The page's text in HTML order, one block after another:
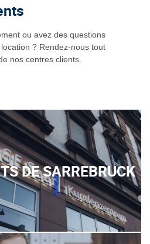
ou avez des questions
? Rendez-nous tout
nos centres clients.
DE SARREBRUCK